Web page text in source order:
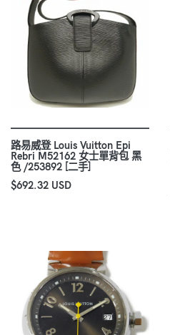
路易威登 Louis Vuitton Epi
Rebri M52162 女士單背包 黑
色 /253892 [二手]
$692.32 USD